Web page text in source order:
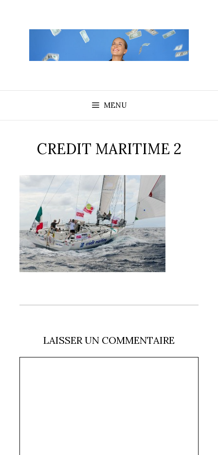
contenu
MENU
CREDIT MARITIME 2
LAISSER UN COMMENTAIRE